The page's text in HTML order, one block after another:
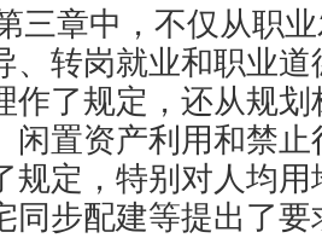
三章中，不仅从职
、转岗就业和职业
作了规定，还从规
闲置资产利用和禁
规定，特别对人均
同步配建等提出了要